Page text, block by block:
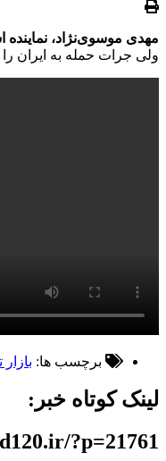
مهدی موسوی‌نژاد،
ولی جرات حمله به ایران را
برچسب ها:
لینک کوتاه خبر:
?p=21761